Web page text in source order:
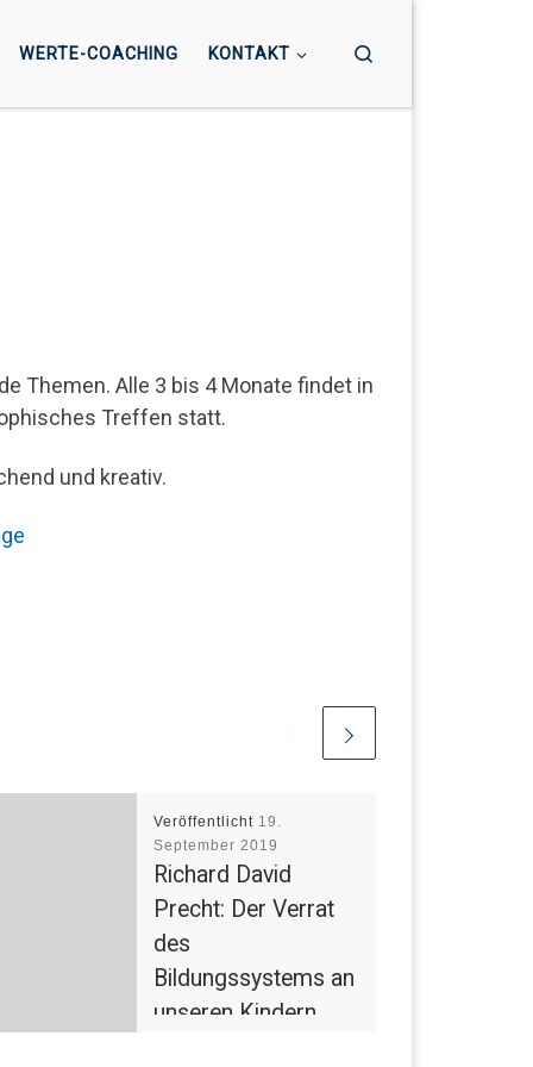
WERTE-COACHING KONTAKT
Themen. Alle 3 bis 4 Monate findet in
Treffen statt.
und kreativ.
Veröffentlicht 19.
September 2019
Richard David
Precht: Der Verrat
des
Bildungssystems an
unseren Kindern